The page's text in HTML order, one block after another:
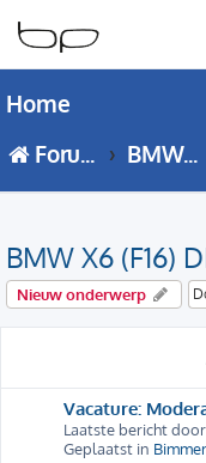
Home
Forumoverzicht
BMW X Serie
BMW X6 (F16)
Nieuw onderwerp
Vacature:
Laatste bericht door
Geplaatst in